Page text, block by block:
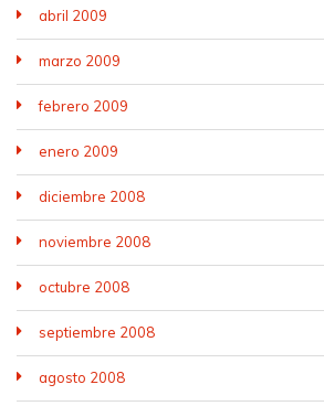
abril 2009
marzo 2009
febrero 2009
enero 2009
diciembre 2008
noviembre 2008
octubre 2008
septiembre 2008
agosto 2008